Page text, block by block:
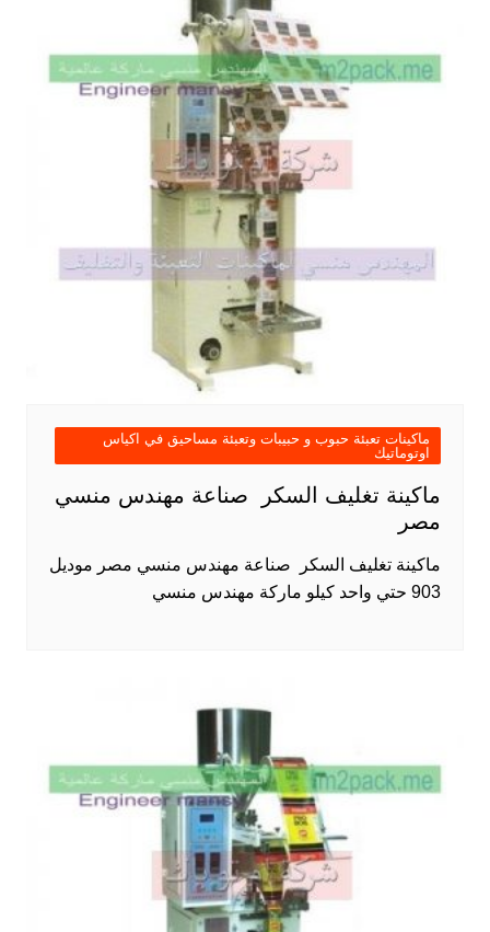
ماكينات تعبئة حبوب و حبيبات وتعبئة مساحيق في اكياس
اوتوماتيك
ماكينة تغليف السكر صناعة مهندس منسي
مصر
ماكينة تغليف السكر صناعة مهندس منسي مصر موديل
903 حتي واحد كيلو ماركة مهندس منسي